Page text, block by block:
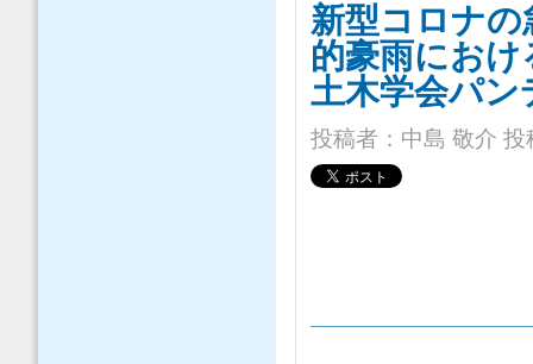
新型コロナの
的豪雨にお
土木学会パン
投稿者： 中島 敬介 投